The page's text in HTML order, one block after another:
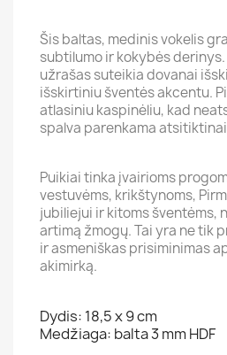
Šis baltas, medinis vokelis
subtilumo ir kokybės
užrašas suteikia dovanai
išskirtiniu šventės akcentu.
atlasiniu kaspinėliu, kad
spalva parenkama
Puikiai tinka įvairioms
vestuvėms, krikštynoms,
jubiliejui ir kitoms šventėms,
artimą žmogų. Tai yra ne tik
ir asmeniškas prisiminimas
akimirką.
Dydis: 18,5 x 9 cm
Medžiaga: balta 3 mm HDF